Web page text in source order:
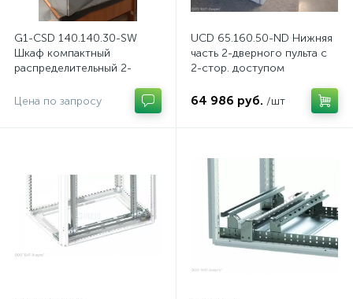
G1-CSD 140.140.30-SW
Шкаф компактный
распределительный 2-
стали, с перемычкой
Цена по запросу
UCD 65.160.50-ND Нижняя
часть 2-дверного пульта с
2-стор. доступом
64 986 руб. /шт